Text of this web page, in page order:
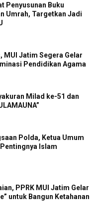
Penyusunan Buku
Umrah, Targetkan Jadi
MUI Jatim Segera Gelar
Pendidikan Agama
Milad ke-51 dan
Polda, Ketua Umum
Islam
PPRK MUI Jatim Gelar
untuk Bangun Ketahanan